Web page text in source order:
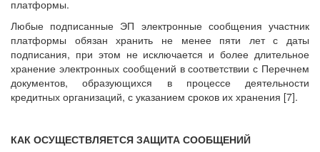
платформы.
Любые подписанные ЭП электронные сообщения участник
платформы обязан хранить не менее пяти лет с даты
подписания, при этом не исключается и более длительное
хранение электронных сообщений в соответствии с Перечнем
документов, образующихся в процессе деятельности
кредитных организаций, с указанием сроков их хранения [7].
КАК ОСУЩЕСТВЛЯЕТСЯ ЗАЩИТА СООБЩЕНИЙ